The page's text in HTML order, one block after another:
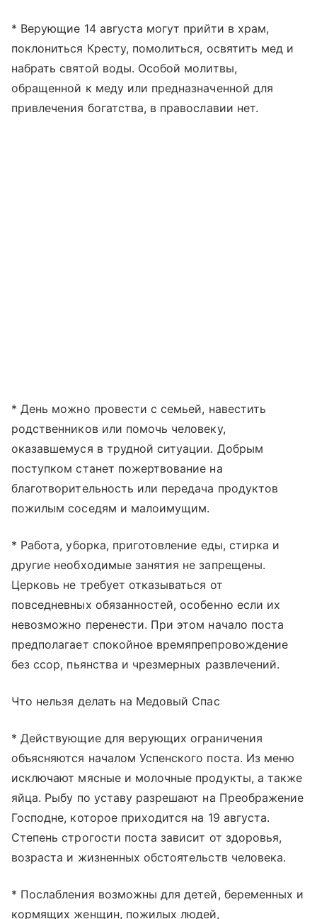
* Верующие 14 августа могут прийти в храм,
поклониться Кресту, помолиться, освятить мед и
набрать святой воды. Особой молитвы,
обращенной к меду или предназначенной для
привлечения богатства, в православии нет.
* День можно провести с семьей, навестить
родственников или помочь человеку,
оказавшемуся в трудной ситуации. Добрым
поступком станет пожертвование на
благотворительность или передача продуктов
пожилым соседям и малоимущим.
* Работа, уборка, приготовление еды, стирка и
другие необходимые занятия не запрещены.
Церковь не требует отказываться от
повседневных обязанностей, особенно если их
невозможно перенести. При этом начало поста
предполагает спокойное времяпрепровождение
без ссор, пьянства и чрезмерных развлечений.
Что нельзя делать на Медовый Спас
* Действующие для верующих ограничения
объясняются началом Успенского поста. Из меню
исключают мясные и молочные продукты, а также
яйца. Рыбу по уставу разрешают на Преображение
Господне, которое приходится на 19 августа.
Степень строгости поста зависит от здоровья,
возраста и жизненных обстоятельств человека.
* Послабления возможны для детей, беременных и
кормящих женщин, пожилых людей,